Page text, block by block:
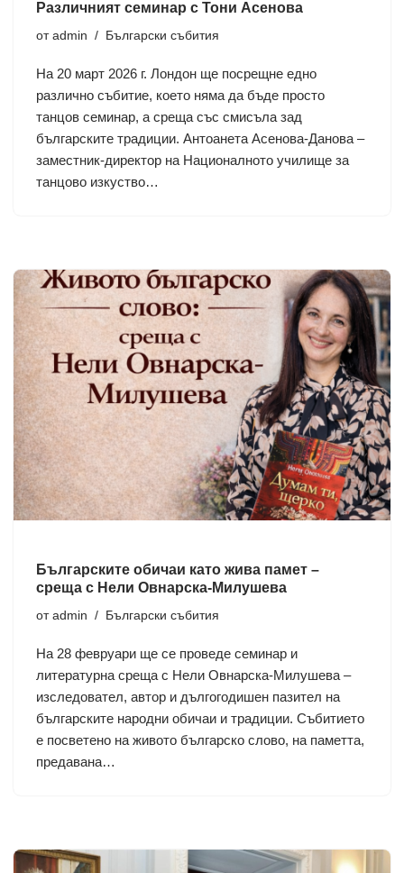
Различният семинар с Тони Асенова
от admin Български събития
На 20 март 2026 г. Лондон ще посрещне едно
различно събитие, което няма да бъде просто
танцов семинар, а среща със смисъла зад
българските традиции. Антоанета Асенова-Данова –
заместник-директор на Националното училище за
танцово изкуство…
Българските обичаи като жива памет –
среща с Нели Овнарска-Милушева
от admin Български събития
На 28 февруари ще се проведе семинар и
литературна среща с Нели Овнарска-Милушева –
изследовател, автор и дългогодишен пазител на
българските народни обичаи и традиции. Събитието
е посветено на живото българско слово, на паметта,
предавана…